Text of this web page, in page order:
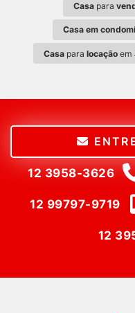
Casa para
Casa em
Casa paralocação em
12 3958-3626
12 99797-9719
12